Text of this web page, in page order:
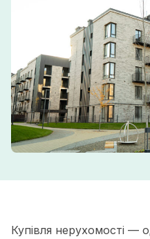
Купівля нерухомості —